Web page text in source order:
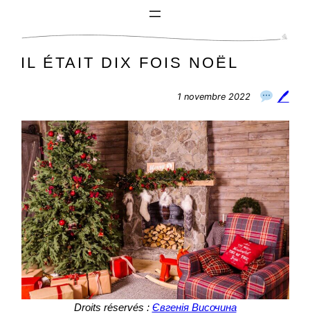
IL ÉTAIT DIX FOIS NOËL
1 novembre 2022 🖊
Droits réservés : Євгенія Височина